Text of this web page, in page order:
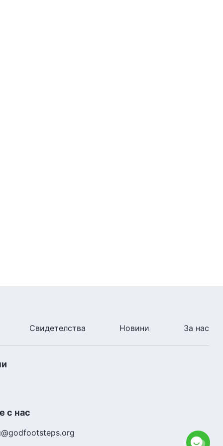
1:19:42
важно е да разберем
истината“ Втора част
1:14:41
Свидетелства Новини За нас
с нас